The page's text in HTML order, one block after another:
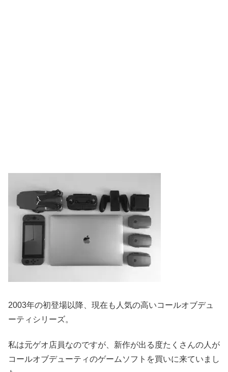
2003年の初登場以降、現在も人気の高いコールオブデュ
ーティシリーズ。
私は元ゲオ店員なのですが、新作が出る度たくさんの人が
コールオブデューティのゲームソフトを買いに来ていまし